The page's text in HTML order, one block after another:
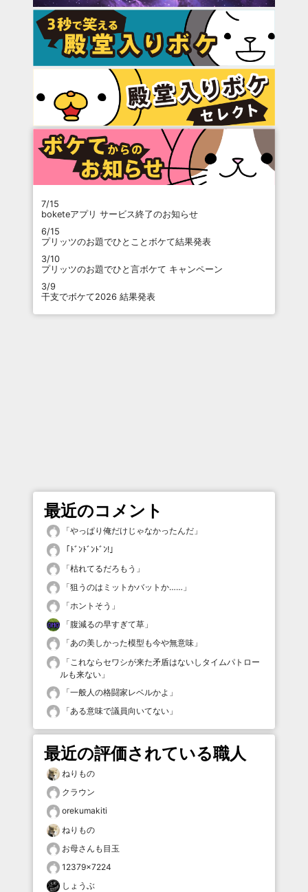
7/15
boketeアプリ サービス終了のお知らせ
6/15
プリッツのお題でひとことボケて結果発表
3/10
プリッツのお題でひと言ボケて キャンペーン
3/9
干支でボケて2026 結果発表
最近のコメント
「やっぱり俺だけじゃなかったんだ 」
「 ﾄﾞﾝﾄﾞﾝﾄﾞﾝ! 」
「枯れてるだろもう 」
「狙うのはミットかバットか…… 」
「ホントそう 」
「腹減るの早すぎて草 」
「あの美しかった模型も今や無意味 」
「 これならセワシが来た矛盾はないしタイムパトロー
ルも来ない 」
「一般人の格闘家レベルかよ 」
「ある意味で議員向いてない 」
最近の評価されている職人
ねりもの
クラウン
orekumakiti
ねりもの
お母さんも目玉
12379×7224
しょうぶ